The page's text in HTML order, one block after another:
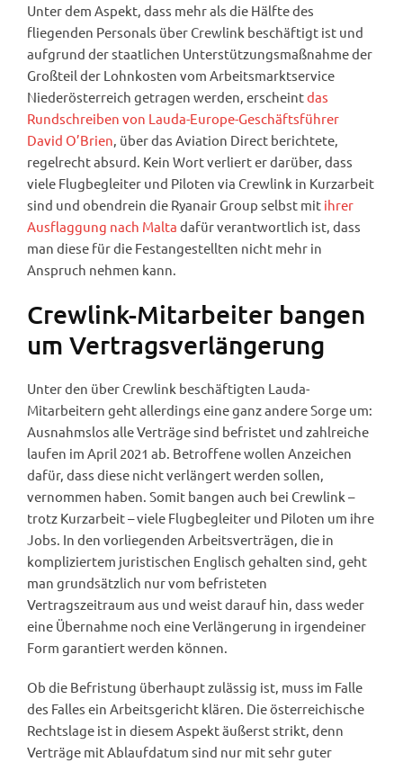
Unter dem Aspekt, dass mehr als die Hälfte des
fliegenden Personals über Crewlink beschäftigt ist und
aufgrund der staatlichen Unterstützungsmaßnahme der
Großteil der Lohnkosten vom Arbeitsmarktservice
Niederösterreich getragen werden, erscheintdas
Rundschreiben von Lauda-Europe-Geschäftsführer
David O’Brien, über das Aviation Direct berichtete,
regelrecht absurd. Kein Wort verliert er darüber, dass
viele Flugbegleiter und Piloten via Crewlink in Kurzarbeit
sind und obendrein die Ryanair Group selbst mit ihrer
Ausflaggung nach Malta dafür verantwortlich ist, dass
man diese für die Festangestellten nicht mehr in
Anspruch nehmen kann.
Crewlink-Mitarbeiter bangen
um Vertragsverlängerung
Unter den über Crewlink beschäftigten Lauda-
Mitarbeitern geht allerdings eine ganz andere Sorge um:
Ausnahmslos alle Verträge sind befristet und zahlreiche
laufen im April 2021 ab. Betroffene wollen Anzeichen
dafür, dass diese nicht verlängert werden sollen,
vernommen haben. Somit bangen auch bei Crewlink –
trotz Kurzarbeit – viele Flugbegleiter und Piloten um ihre
Jobs. In den vorliegenden Arbeitsverträgen, die in
kompliziertem juristischen Englisch gehalten sind, geht
man grundsätzlich nur vom befristeten
Vertragszeitraum aus und weist darauf hin, dass weder
eine Übernahme noch eine Verlängerung in irgendeiner
Form garantiert werden können.
Ob die Befristung überhaupt zulässig ist, muss im Falle
des Falles ein Arbeitsgericht klären. Die österreichische
Rechtslage ist in diesem Aspekt äußerst strikt, denn
Verträge mit Ablaufdatum sind nur mit sehr guter